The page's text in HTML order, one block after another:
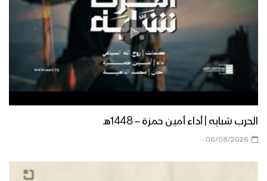
الحرب شبابه | أداء أمين حمزة – 1448هـ
06/08/2026